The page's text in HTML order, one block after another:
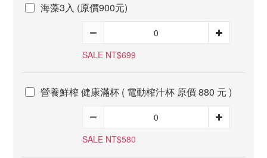
海藻3入 (原價900元)
SALE NT$699
營養鮮榨 健康滿杯 ( 電動榨汁杯 原價 880 元 )
SALE NT$580